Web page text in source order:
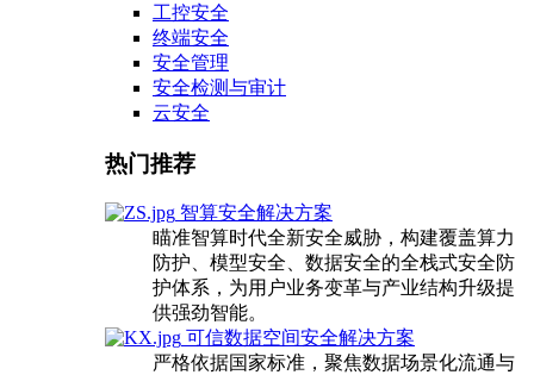
工控安全
终端安全
安全管理
安全检测与审计
云安全
热门推荐
智算安全解决方案
瞄准智算时代全新安全威胁，构建覆盖算力
防护、模型安全、数据安全的全栈式安全防
护体系，为用户业务变革与产业结构升级提
供强劲智能。
可信数据空间安全解决方案
严格依据国家标准，聚焦数据场景化流通与